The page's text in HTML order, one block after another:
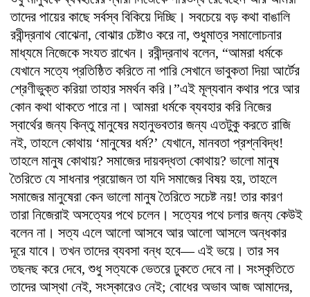
তাদের পায়ের কাছে সর্বস্ব বিকিয়ে দিচ্ছি। সবচেয়ে বড় কথা বাঙালি
রবীন্দ্রনাথ বোঝেনা, বোঝার চেষ্টাও করে না, শুধুমাত্র সমালোচনার
মাধ্যমে নিজেকে সংযত রাখেন। রবীন্দ্রনাথ বলেন, “আমরা ধর্মকে
যেখানে সত্যে প্রতিষ্ঠিত করিতে না পারি সেখানে ভাবুকতা দিয়া আর্টের
শ্রেণীভুক্ত করিয়া তাহার সমর্থন করি।”এই মূল্যবান কথার পরে আর
কোন কথা থাকতে পারে না। আমরা ধর্মকে ব্যবহার করি নিজের
স্বার্থের জন্য কিন্তু মানুষের মহানুভবতার জন্য এতটুকু করতে রাজি
নই, তাহলে কোথায় ‘মানুষের ধর্ম?’ যেখানে, মানবতা প্রশ্নবিদ্ধ!
তাহলে মানুষ কোথায়? সমাজের দায়বদ্ধতা কোথায়? ভালো মানুষ
তৈরিতে যে সাধনার প্রয়োজন তা যদি সমাজের বিষয় হয়, তাহলে
সমাজের মানুষেরা কেন ভালো মানুষ তৈরিতে সচেষ্ট নয়! তার কারণ
তারা নিজেরাই অসত্যের পথে চলেন। সত্যের পথে চলার জন্য কেউই
বলেন না। সত্য এলে আলো আসবে আর আলো আসলে অন্ধকার
দূরে যাবে। তখন তাদের ব্যবসা বন্ধ হবে— এই ভয়ে। তার সব
তছনছ করে দেবে, শুধু সত্যকে ভেতরে ঢুকতে দেবে না। সংস্কৃতিতে
তাদের আস্থা নেই, সংস্কারেও নেই; বোধের অভাব আজ আমাদের,